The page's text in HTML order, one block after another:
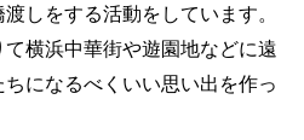
しをする活動をしています。
横浜中華街や遊園地などに遠
になるべくいい思い出を作っ